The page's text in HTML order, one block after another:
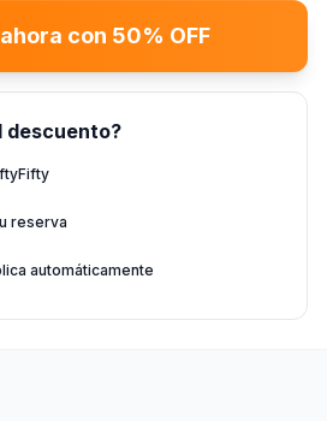
con 50% OFF
descuento?
reserva
automáticamente